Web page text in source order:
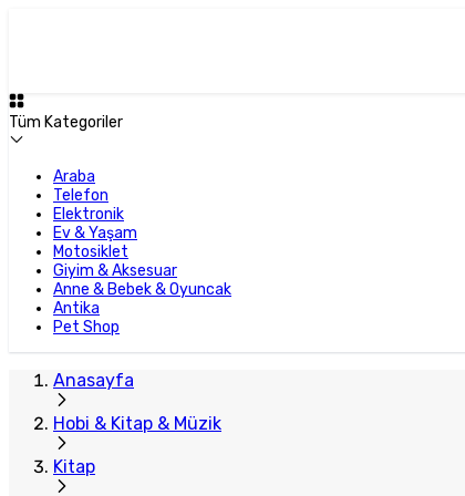
Tüm Kategoriler
Araba
Telefon
Elektronik
Ev & Yaşam
Motosiklet
Giyim & Aksesuar
Anne & Bebek & Oyuncak
Antika
Pet Shop
Anasayfa
Hobi & Kitap & Müzik
Kitap